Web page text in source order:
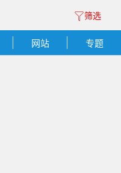
筛选
网站 专题